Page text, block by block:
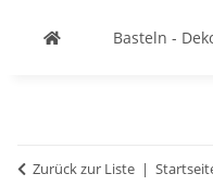
Basteln -
Zurück zur Liste